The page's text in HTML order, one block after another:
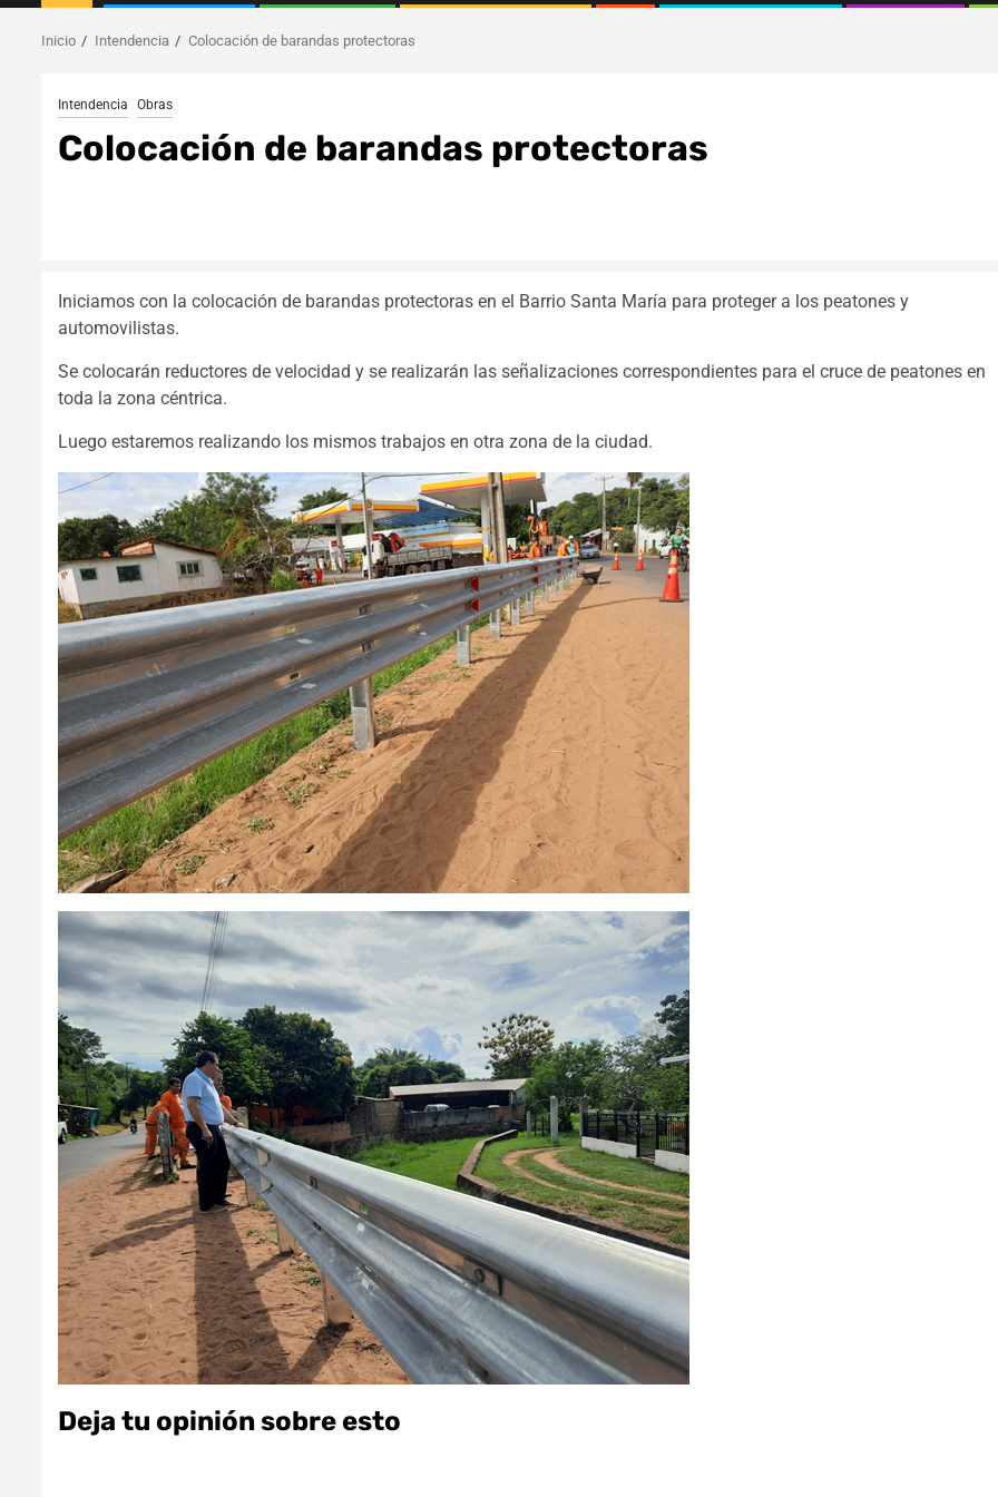
Inicio Intendencia Colocación de barandas protectoras
Intendencia Obras
Colocación de barandas protectoras
Iniciamos con la colocación de barandas protectoras en el Barrio Santa María para proteger a los peatones y
automovilistas.
Se colocarán reductores de velocidad y se realizarán las señalizaciones correspondientes para el cruce de peatones en
toda la zona céntrica.
Luego estaremos realizando los mismos trabajos en otra zona de la ciudad.
Deja tu opinión sobre esto